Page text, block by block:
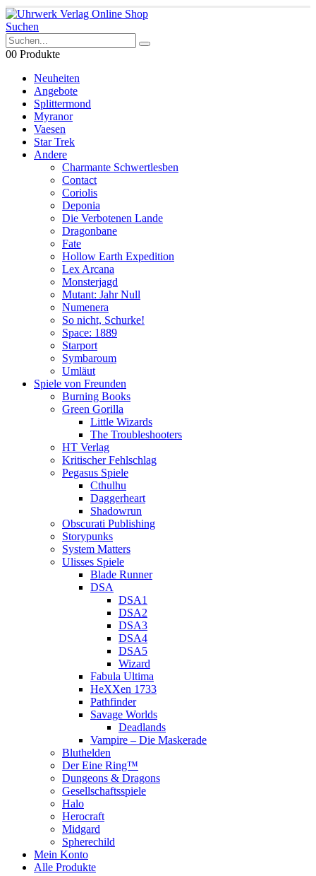
Suchen
00 Produkte
Neuheiten
Angebote
Splittermond
Myranor
Vaesen
Star Trek
Andere
Charmante Schwertlesben
Contact
Coriolis
Deponia
Die Verbotenen Lande
Dragonbane
Fate
Hollow Earth Expedition
Lex Arcana
Monsterjagd
Mutant: Jahr Null
Numenera
So nicht, Schurke!
Space: 1889
Starport
Symbaroum
Umläut
Spiele von Freunden
Burning Books
Green Gorilla
Little Wizards
The Troubleshooters
HT Verlag
Kritischer Fehlschlag
Pegasus Spiele
Cthulhu
Daggerheart
Shadowrun
Obscurati Publishing
Storypunks
System Matters
Ulisses Spiele
Blade Runner
DSA
DSA1
DSA2
DSA3
DSA4
DSA5
Wizard
Fabula Ultima
HeXXen 1733
Pathfinder
Savage Worlds
Deadlands
Vampire – Die Maskerade
Bluthelden
Der Eine Ring™
Dungeons & Dragons
Gesellschaftsspiele
Halo
Herocraft
Midgard
Spherechild
Mein Konto
Alle Produkte